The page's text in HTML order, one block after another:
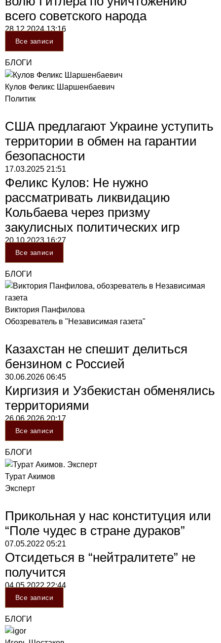
всего советского народа
28.12.202413:16
Все записи
БЛОГИ
Кулов Феликс Шаршенбаевич
Политик
США предлагают Украине уступить
территории в обмен на гарантии
безопасности
17.03.2025 21:51
Феликс Кулов: Не нужно
рассматривать ликвидацию
Кольбаева через призму
закулисных политических игр
20.10.202316:27
Все записи
БЛОГИ
Виктория Панфилова
Обозреватель в "Независимая газета"
Казахстан не спешит делиться
бензином с Россией
30.06.2026 06:45
Киргизия и Узбекистан обменялись
территориями
26.06.202620:17
Все записи
БЛОГИ
Турат Акимов
Эксперт
Прикольная у нас конституция или
“Поле чудес в стране дураков”
07.05.2022 05:21
Отсидеться в “нейтралитете” не
получится
04.05.202222:44
Все записи
БЛОГИ